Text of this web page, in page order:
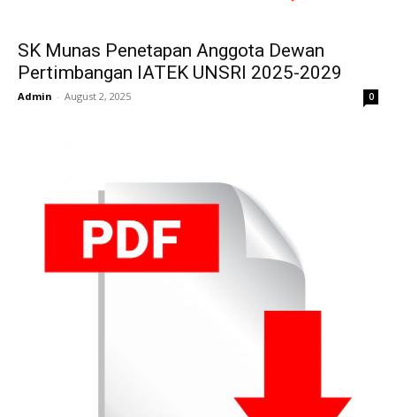
SK Munas Penetapan Anggota Dewan
Pertimbangan IATEK UNSRI 2025-2029
Admin - August 2, 2025 0